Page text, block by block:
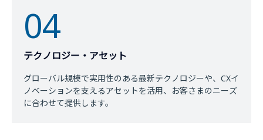
04
テクノロジー・アセット
グローバル規模で実用性のある最新テクノロジーや、CXイ
ノベーションを支えるアセットを活用、お客さまのニーズ
に合わせて提供します。